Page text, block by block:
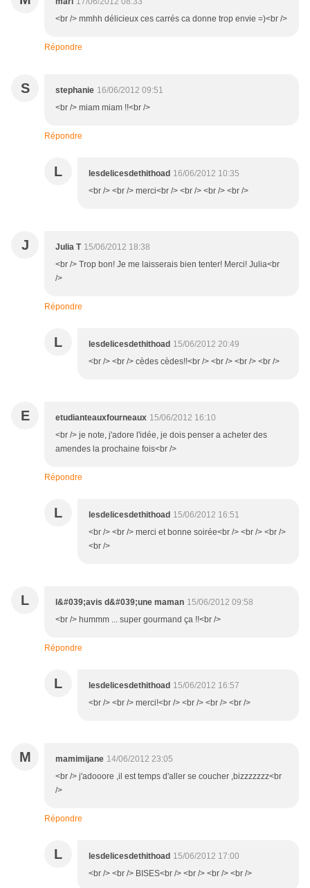
<br /> mmhh délicieux ces carrés ca donne trop envie =)<br />
Répondre
S stephanie 16/06/2012 09:51
<br /> miam miam !!<br />
Répondre
L lesdelicesdethithoad 16/06/2012 10:35
<br /> <br /> merci<br /> <br /> <br /> <br />
J Julia T 15/06/2012 18:38
<br /> Trop bon! Je me laisserais bien tenter! Merci! Julia<br
/>
Répondre
L lesdelicesdethithoad 15/06/2012 20:49
<br /> <br /> cèdes cèdes!!<br /> <br /> <br /> <br />
E etudianteauxfourneaux 15/06/2012 16:10
<br /> je note, j'adore l'idée, je dois penser a acheter des
amendes la prochaine fois<br />
Répondre
L lesdelicesdethithoad 15/06/2012 16:51
<br /> <br /> merci et bonne soirée<br /> <br /> <br />
<br />
L l&#039;avis d&#039;une maman 15/06/2012 09:58
<br /> hummm ... super gourmand ça !!<br />
Répondre
L lesdelicesdethithoad 15/06/2012 16:57
<br /> <br /> merci!<br /> <br /> <br /> <br />
M mamimijane 14/06/2012 23:05
<br /> j'adooore ,il est temps d'aller se coucher ,bizzzzzzz<br
/>
Répondre
L lesdelicesdethithoad 15/06/2012 17:00
<br /> <br /> BISES<br /> <br /> <br /> <br />